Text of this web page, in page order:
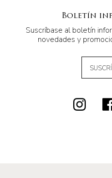
Boletín
Suscríbase al boletín
novedades y